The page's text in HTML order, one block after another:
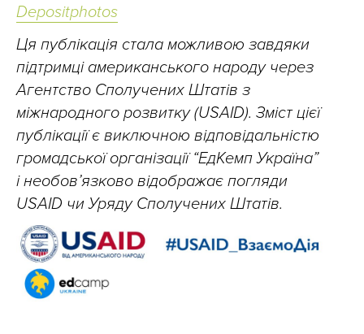
Depositphotos
Ця публікація стала можливою завдяки
підтримці американського народу через
Агентство Сполучених Штатів з
міжнародного розвитку (USAID). Зміст цієї
публікації є виключною відповідальністю
громадської організації “ЕдКемп Україна”
і необов’язково відображає погляди
USAID чи Уряду Сполучених Штатів.